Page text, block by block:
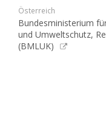
Österreich
Bundesministerium
und Umweltschutz,
(BMLUK)